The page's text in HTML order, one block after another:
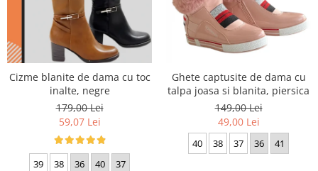
Cizme blanite de dama cu toc
inalte, negre
179,00 Lei
59,07 Lei
39 38 36 40 37
Ghete captusite de dama cu
talpa joasa si blanita, piersica
149,00 Lei
49,00 Lei
40 38 37 36 41